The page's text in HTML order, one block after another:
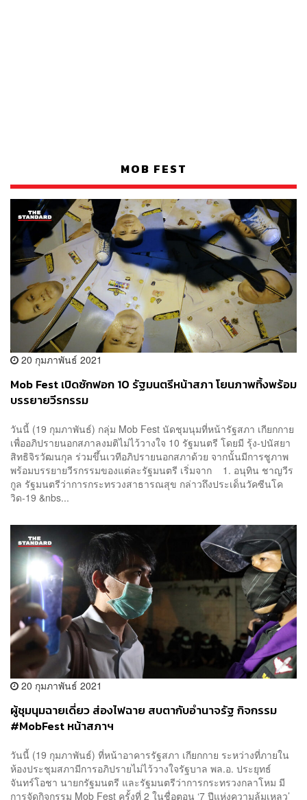
MOB FEST
20 กุมภาพันธ์ 2021
Mob Fest เปิดซักฟอก 10 รัฐมนตรีหน้าสภา โยนภาพทิ้งพร้อม
บรรยายวีรกรรม
วันนี้ (19 กุมภาพันธ์) กลุ่ม Mob Fest นัดชุมนุมที่หน้ารัฐสภา เกียกกาย
เพื่ออภิปรายนอกสภาลงมติไม่ไว้วางใจ 10 รัฐมนตรี โดยมี รุ้ง-ปนัสยา
สิทธิจิรวัฒนกุล ร่วมขึ้นเวทีอภิปรายนอกสภาด้วย จากนั้นมีการชูภาพ
พร้อมบรรยายวีรกรรมของแต่ละรัฐมนตรี เริ่มจาก 1. อนุทิน ชาญวีร
กูล รัฐมนตรีว่าการกระทรวงสาธารณสุข กล่าวถึงประเด็นวัคซีนโค
วิด-19 &nbs...
20 กุมภาพันธ์ 2021
ผู้ชุมนุมฉายเดี่ยว ส่องไฟฉาย สบตากับอำนาจรัฐ กิจกรรม
#MobFest หน้าสภาฯ
วันนี้ (19 กุมภาพันธ์) ที่หน้าอาคารรัฐสภา เกียกกาย ระหว่างที่ภายใน
ห้องประชุมสภามีการอภิปรายไม่ไว้วางใจรัฐบาล พล.อ. ประยุทธ์
จันทร์โอชา นายกรัฐมนตรี และรัฐมนตรีว่าการกระทรวงกลาโหม มี
การจัดกิจกรรม Mob Fest ครั้งที่ 2 ในชื่อตอน ‘7 ปีแห่งความล้มเหลว’